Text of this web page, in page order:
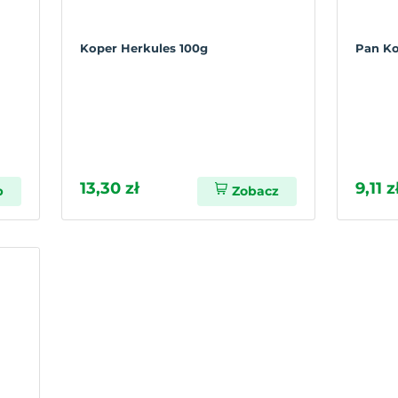
Koper Herkules 100g
13,30 zł Zobacz
Pan
9,11